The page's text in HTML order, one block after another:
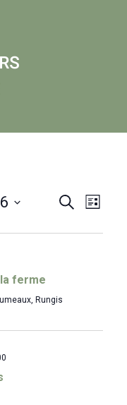
Events
Search
Event
Liste
ferme
Rungis